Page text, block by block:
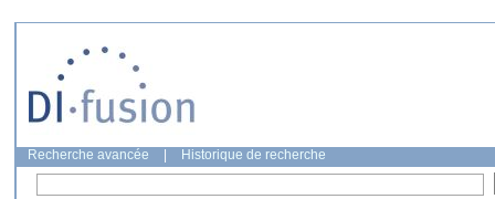
Recherche avancée Historique de recherche